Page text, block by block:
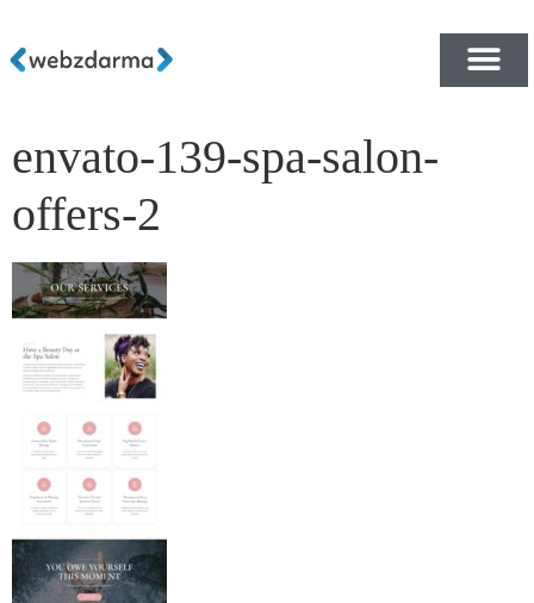
envato-139-spa-salon-
offers-2